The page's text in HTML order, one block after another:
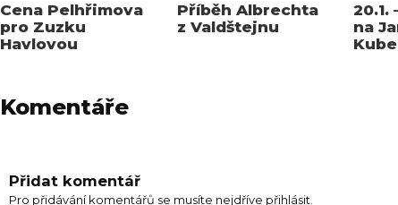
Cena Pelhřimova
pro Zuzku
Havlovou
Příběh Albrechta
z Valdštejnu
20.1.
na
Komentáře
Přidat komentář
Pro přidávání komentářů se musíte nejdříve přihlásit.